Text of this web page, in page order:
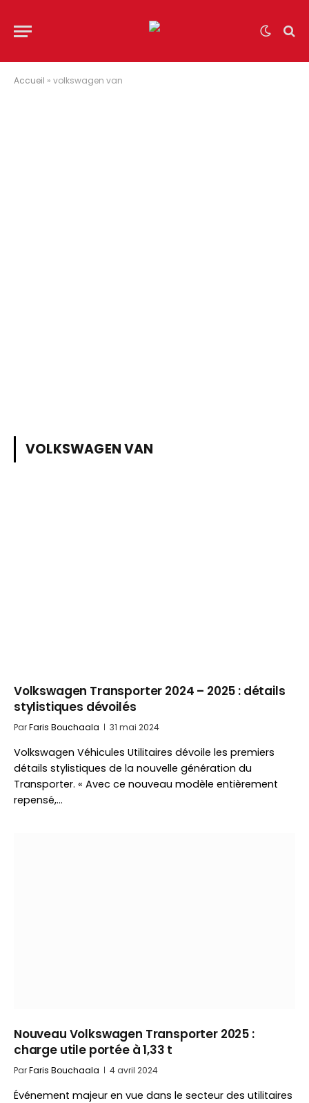
Accueil » volkswagen van
VOLKSWAGEN VAN
Volkswagen Transporter 2024 – 2025 : détails
stylistiques dévoilés
ParFaris Bouchaala 31 mai 2024
Volkswagen Véhicules Utilitaires dévoile les premiers
détails stylistiques de la nouvelle génération du
Transporter. « Avec ce nouveau modèle entièrement
repensé,…
Nouveau Volkswagen Transporter 2025 :
charge utile portée à 1,33 t
ParFaris Bouchaala 4 avril 2024
Événement majeur en vue dans le secteur des utilitaires